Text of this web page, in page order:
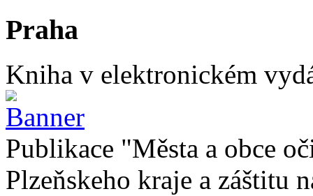
Praha
Kniha v elektronickém
Publikace "Města a obce
Plzeňskeho kraje a záštitu